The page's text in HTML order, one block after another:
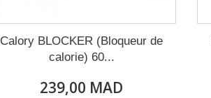
Calory BLOCKER (Bloqueur de
calorie) 60...
239,00 MAD